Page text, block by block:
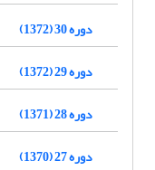
دوره 30 (1372)
دوره 29 (1372)
دوره 28 (1371)
دوره 27 (1370)